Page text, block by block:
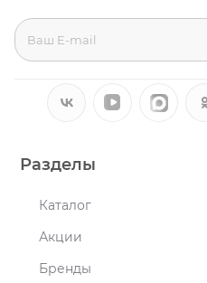
Разделы
Каталог
Акции
Бренды